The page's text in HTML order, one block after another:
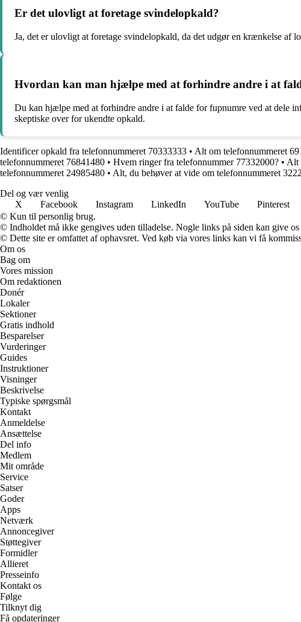
Er det ulovligt at foretage svindelopkald?
Ja, det er ulovligt at foretage svindelopkald, da det udgør en krænkelse
Hvordan kan man hjælpe med at forhindre andre i at
Du kan hjælpe med at forhindre andre i at falde for fupnumre ved at dele
skeptiske over for ukendte opkald.
Identificer opkald fra telefonnummeret 70333333 • Alt om telefonnummeret
telefonnummeret 76841480 • Hvem ringer fra telefonnummer 77332000? • Alt
telefonnummeret 24985480 • Alt, du behøver at vide om telefonnummeret
Del og vær venlig
X
Facebook Instagram LinkedIn YouTube Pinterest
© Kun til personlig brug.
© Indholdet må ikke gengives uden tilladelse. Nogle links på siden kan give
© Dette site er omfattet af ophavsret. Ved køb via vores links kan vi få
Om os
Bag om
Vores mission
Om redaktionen
Donér
Lokaler
Sektioner
Gratis indhold
Besparelser
Vurderinger
Guides
Instruktioner
Visninger
Beskrivelse
Typiske spørgsmål
Kontakt
Anmeldelse
Ansættelse
Del info
Medlem
Mit område
Service
Satser
Goder
Apps
Netværk
Annoncegiver
Støttegiver
Formidler
Allieret
Presseinfo
Kontakt os
Følge
Tilknyt dig
Få opdateringer